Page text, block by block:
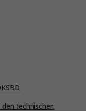
technischen